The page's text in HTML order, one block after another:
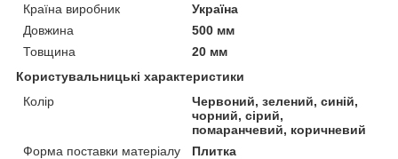
Країна виробник
Україна
Довжина
500 мм
Товщина
20 мм
Користувальницькі характеристики
Колір
Червоний, зелений, синій,
чорний, сірий,
помаранчевий, коричневий
Форма поставки матеріалу
Плитка